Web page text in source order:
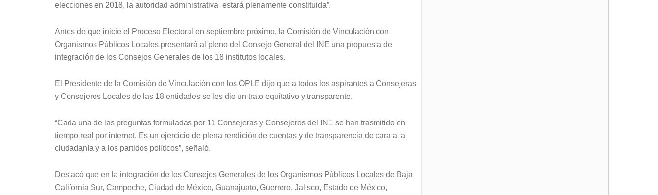
elecciones en 2018, la autoridad administrativa estará plenamente constituida”.
Antes de que inicie el Proceso Electoral en septiembre próximo, la Comisión de Vinculación con
Organismos Públicos Locales presentará al pleno del Consejo General del INE una propuesta de
integración de los Consejos Generales de los 18 institutos locales.
El Presidente de la Comisión de Vinculación con los OPLE dijo que a todos los aspirantes a Consejeras
y Consejeros Locales de las 18 entidades se les dio un trato equitativo y transparente.
“Cada una de las preguntas formuladas por 11 Consejeras y Consejeros del INE se han trasmitido en
tiempo real por internet. Es un ejercicio de plena rendición de cuentas y de transparencia de cara a la
ciudadanía y a los partidos políticos”, señaló.
Destacó que en la integración de los Consejos Generales de los Organismos Públicos Locales de Baja
California Sur, Campeche, Ciudad de México, Guanajuato, Guerrero, Jalisco, Estado de México,